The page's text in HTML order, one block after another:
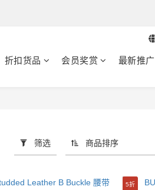
折扣货品 会员奖赏 最新推广
筛选 商品排序
5折